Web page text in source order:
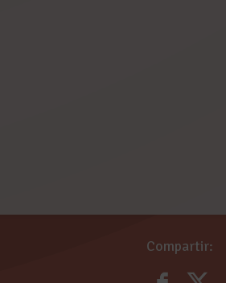
Compartir: